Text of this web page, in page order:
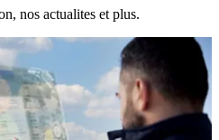
nos actualites et plus.